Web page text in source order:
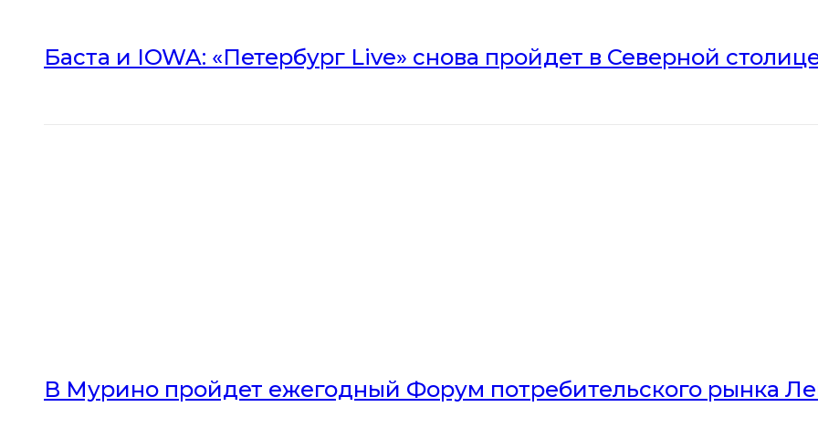
Баста и IOWA: «Петербург Live» снова пройдет в Северной
В Мурино пройдет ежегодный Форум потребительского рынка